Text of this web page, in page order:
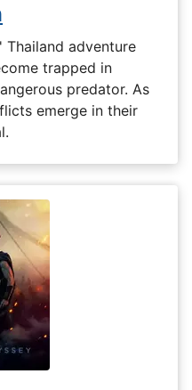
adventure
trapped in
predator. As
emerge in their